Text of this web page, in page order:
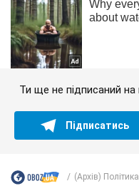
Ти ще не підписаний
Підписатись
(Архів) Політика